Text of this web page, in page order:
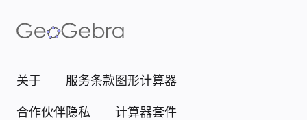
关于
合作伙伴
服务条款
隐私
图形计算器
计算器套件